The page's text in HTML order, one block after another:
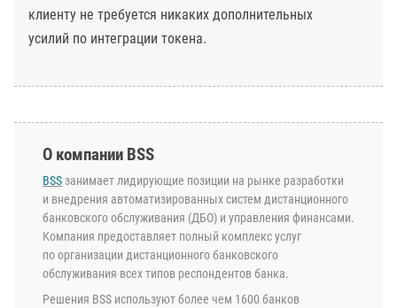
клиенту не требуется никаких дополнительных
усилий по интеграции токена.
О компании BSS
BSS занимает лидирующие позиции на рынке разработки
и внедрения автоматизированных систем дистанционного
банковского обслуживания (ДБО) и управления финансами.
Компания предоставляет полный комплекс услуг
по организации дистанционного банковского
обслуживания всех типов респондентов банка.
Решения BSS используют более чем 1600 банков